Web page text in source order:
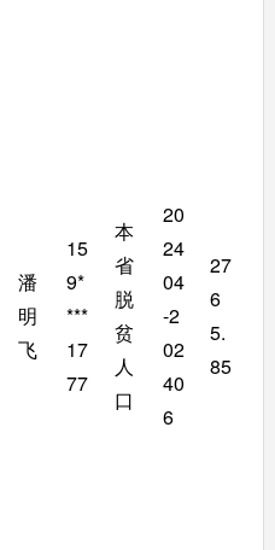
潘
明
飞
15
9*
***
17
77
本
省
脱
贫
人
口
20
24
04
-2
02
40
6
27
6
5.
85